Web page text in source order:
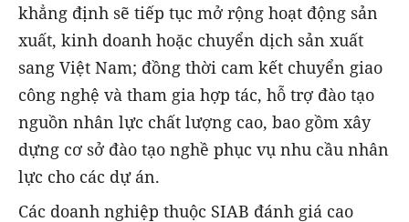
khẳng định sẽ tiếp tục mở rộng hoạt động sản
xuất, kinh doanh hoặc chuyển dịch sản xuất
sang Việt Nam; đồng thời cam kết chuyển giao
công nghệ và tham gia hợp tác, hỗ trợ đào tạo
nguồn nhân lực chất lượng cao, bao gồm xây
dựng cơ sở đào tạo nghề phục vụ nhu cầu nhân
lực cho các dự án.
Các doanh nghiệp thuộc SIAB đánh giá cao